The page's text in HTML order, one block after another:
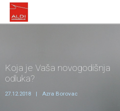
Koja je Vaša novogodišnja
odluka?
27.12.2018 | Azra Borovac